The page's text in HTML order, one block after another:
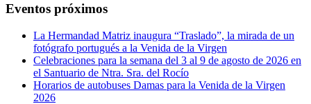
Eventos próximos
La Hermandad Matriz inaugura “Traslado”, la mirada de un
fotógrafo portugués a la Venida de la Virgen
Celebraciones para la semana del 3 al 9 de agosto de 2026 en
el Santuario de Ntra. Sra. del Rocío
Horarios de autobuses Damas para la Venida de la Virgen
2026